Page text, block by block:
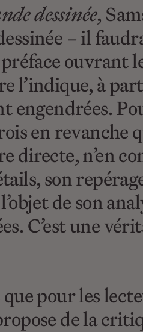
dessinée,
– il
ouvrant
l’indique, à
engendrées.
en revanche
directe, n’en
son
de son
C’est une
pour les
de la